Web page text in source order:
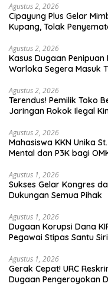
Agustus 2, 2026
Cipayung Plus Gelar
Kupang, Tolak
Agustus 2, 2026
Kasus Dugaan Penipuan
Warloka Segera Masuk
Agustus 2, 2026
Terendus! Pemilik Toko
Jaringan Rokok Ilegal
Agustus 2, 2026
Mahasiswa KKN Unika
Mental dan P3K bagi
Agustus 1, 2026
Sukses Gelar Kongres
Dukungan Semua Pihak
Agustus 1, 2026
Dugaan Korupsi Dana
Pegawai Stipas Santu
Agustus 1, 2026
Gerak Cepat! URC
Dugaan Pengeroyokan